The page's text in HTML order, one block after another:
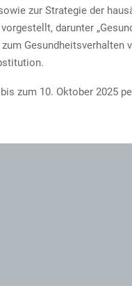
zur Strategie der
darunter
zum 10. Oktober 2025